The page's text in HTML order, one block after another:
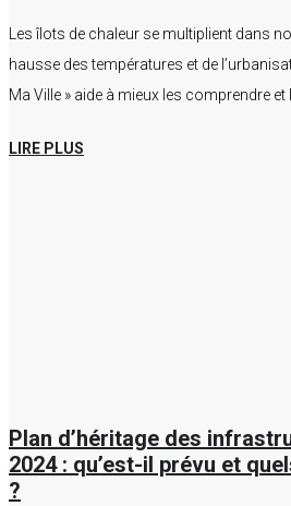
Les îlots de chaleur se multiplient dans
hausse des températures et de
Ma Ville » aide à mieux les comprendre et
LIRE PLUS
Plan d’héritage des
2024 : qu’est-il prévu et
?